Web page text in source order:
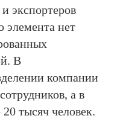
экспортеров
элемента нет
В
компании
а в
тысяч человек.